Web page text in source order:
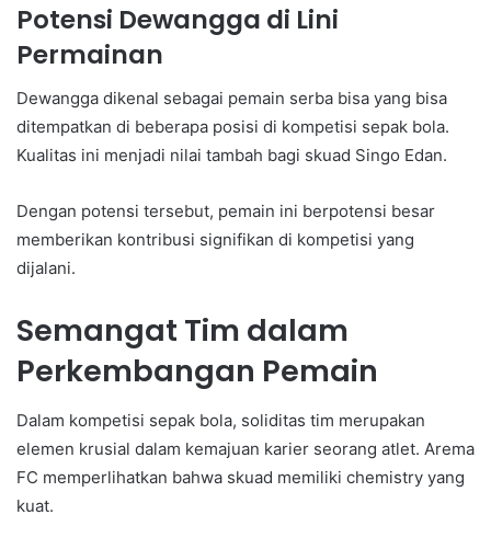
Potensi Dewangga di Lini
Permainan
Dewangga dikenal sebagai pemain serba bisa yang bisa
ditempatkan di beberapa posisi di kompetisi sepak bola.
Kualitas ini menjadi nilai tambah bagi skuad Singo Edan.
Dengan potensi tersebut, pemain ini berpotensi besar
memberikan kontribusi signifikan di kompetisi yang
dijalani.
Semangat Tim dalam
Perkembangan Pemain
Dalam kompetisi sepak bola, soliditas tim merupakan
elemen krusial dalam kemajuan karier seorang atlet. Arema
FC memperlihatkan bahwa skuad memiliki chemistry yang
kuat.